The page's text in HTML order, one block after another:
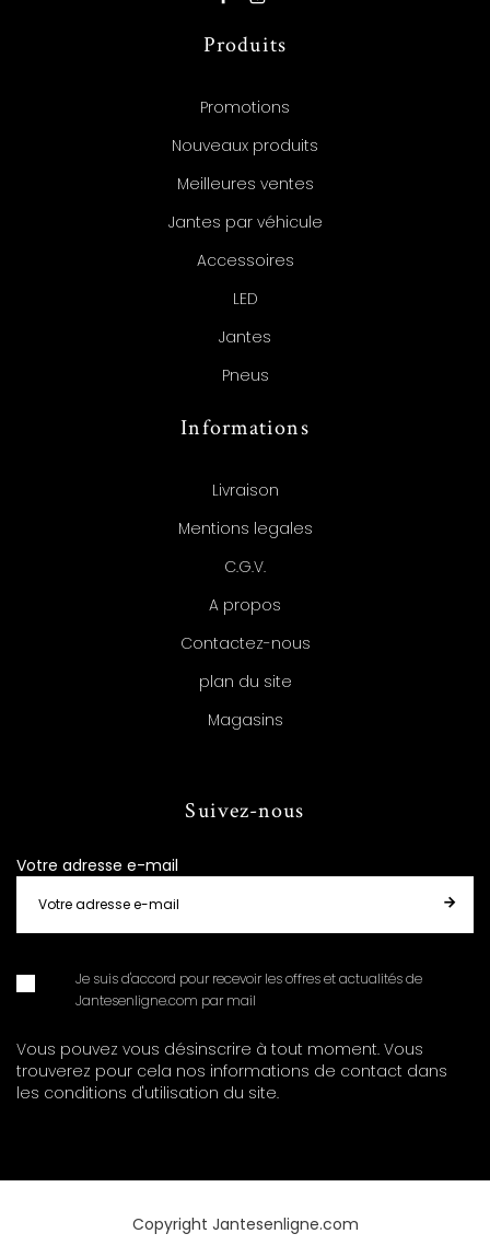
Produits
Promotions
Nouveaux produits
Meilleures ventes
Jantes par véhicule
Accessoires
LED
Jantes
Pneus
Informations
Livraison
Mentions legales
C.G.V.
A propos
Contactez-nous
plan du site
Magasins
Suivez-nous
Votre adresse e-mail
Je suis d'accord pour recevoir les offres et actualités de
Jantesenligne.com par mail
Vous pouvez vous désinscrire à tout moment. Vous
trouverez pour cela nos informations de contact dans
les conditions d'utilisation du site.
Copyright Jantesenligne.com